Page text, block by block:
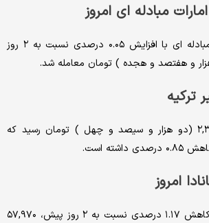
مبادله ای امروز
همچنین درهم امارات مبادله ای با افزایش ۰.۰۵ درصدی نسبت به ۲ روز
ترکیه
لیر ترکیه، امروز به ۲,۳۴۰ (دو هزار و سیصد و چهل ) تومان رسید که
امروز
همچنین دلار کانادا با کاهش ۱.۱۷ درصدی نسبت به ۲ روز پیش، ۵۷,۹۷۰